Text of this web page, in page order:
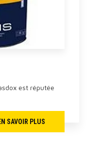
est réputée
SAVOIR PLUS